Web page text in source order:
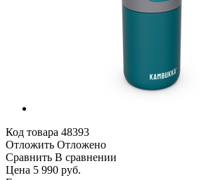
Код товара 48393
Отложить Отложено
Сравнить В сравнении
Цена 5 990 руб.